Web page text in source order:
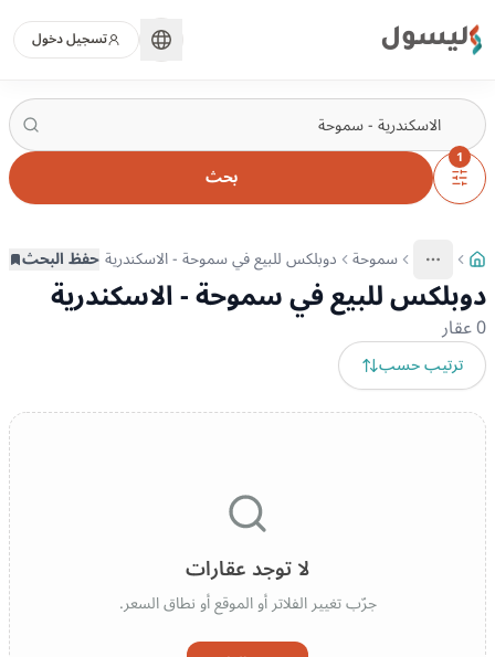
ليسول تسجيل دخول
1
بحث
More
عرض المزيد من المسارات
سموحة دوبلكس للبيع في سموحة - الاسكندريةحفظ البحث
دوبلكس للبيع في سموحة - الاسكندرية
0عقار
ترتيب حسب
لا توجد عقارات
جرّب تغيير الفلاتر أو الموقع أو نطاق السعر.